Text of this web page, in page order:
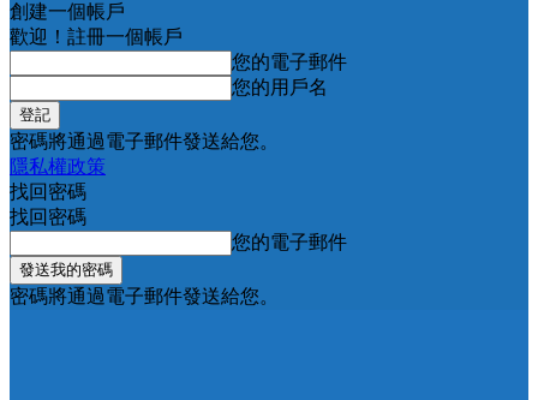
創建一個帳戶
歡迎！註冊一個帳戶
您的電子郵件
您的用戶名
密碼將通過電子郵件發送給您。
隱私權政策
找回密碼
找回密碼
您的電子郵件
密碼將通過電子郵件發送給您。